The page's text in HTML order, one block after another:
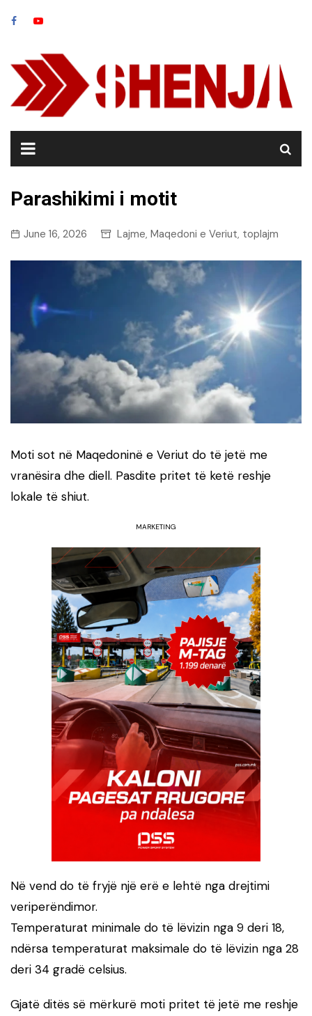
Parashikimi i motit
June 16, 2026 Lajme, Maqedoni e Veriut, toplajm
Moti sot në Maqedoninë e Veriut do të jetë me
vranësira dhe diell. Pasdite pritet të ketë reshje
lokale të shiut.
MARKETING
Në vend do të fryjë një erë e lehtë nga drejtimi
veriperëndimor.
Temperaturat minimale do të lëvizin nga 9 deri 18,
ndërsa temperaturat maksimale do të lëvizin nga 28
deri 34 gradë celsius.
Gjatë ditës së mërkurë moti pritet të jetë me reshje